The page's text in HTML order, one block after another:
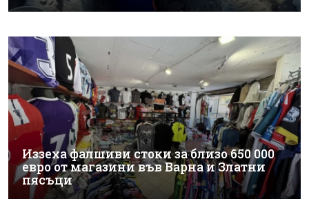
Иззеха фалшиви стоки за близо 650 000
евро от магазини във Варна и Златни
пясъци